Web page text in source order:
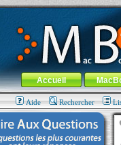
fr.com : 100% Apple... 100%
au contenu-Aller au menu
Menu général
Accueil
Aide Rechercher